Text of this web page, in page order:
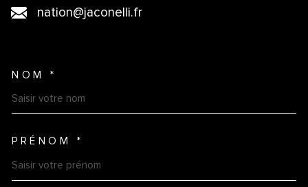
nation@jaconelli.fr
NOM *
PRÉNOM *